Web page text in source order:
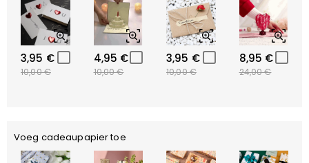
3,95 €
10,00 €
4,95 €
10,00 €
3,95 €
10,00 €
8,95 €
24,00 €
Voeg cadeaupapier toe